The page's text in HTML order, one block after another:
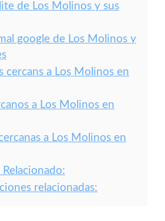
de Los Molinos y sus
google de Los Molinos y
cercans a Los Molinos en
a Los Molinos en
a Los Molinos en
relacionadas: